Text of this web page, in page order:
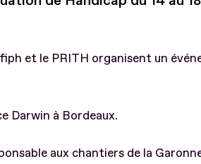
et le PRITH organisent un
Darwin à Bordeaux.
aux chantiers de la